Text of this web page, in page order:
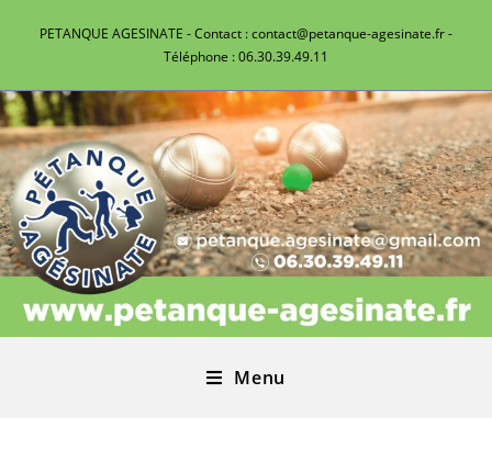
PETANQUE AGESINATE - Contact : contact@petanque-agesinate.fr -
Téléphone : 06.30.39.49.11
Menu